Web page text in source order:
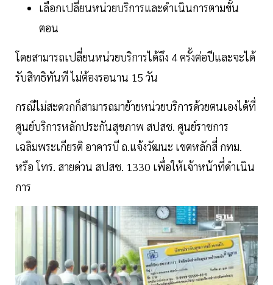
เลือกเปลี่ยนหน่วยบริการและดำเนินการตามขั้น
ตอน
โดยสามารถเปลี่ยนหน่วยบริการได้ถึง 4 ครั้งต่อปีและจะได้
รับสิทธิทันที ไม่ต้องรอนาน 15 วัน
กรณีไม่สะดวกก็สามารถมาย้ายหน่วยบริการด้วยตนเองได้ที่
ศูนย์บริการหลักประกันสุขภาพ สปสช. ศูนย์ราชการ
เฉลิมพระเกียรติ อาคารบี ถ.แจ้งวัฒนะ เขตหลักสี่ กทม.
หรือ โทร. สายด่วน สปสช. 1330 เพื่อให้เจ้าหน้าที่ดำเนิน
การ